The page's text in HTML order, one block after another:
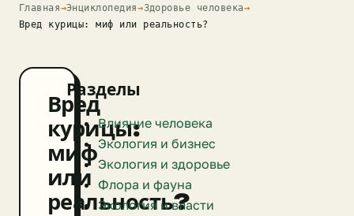
Главная→Энциклопедия→Здоровье человека→
Вред курицы: миф или реальность?
Вред
курицы:
миф
или
реальность?
Разделы
Влияние человека
Экология и бизнес
Экология и здоровье
Флора и фауна
Экология и власти